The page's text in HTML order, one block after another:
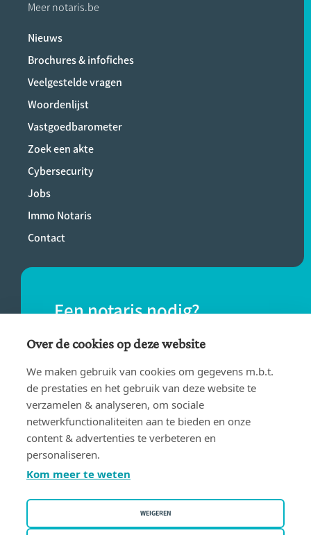
Meer notaris.be
Nieuws
Brochures & infofiches
Veelgestelde vragen
Woordenlijst
Vastgoedbarometer
Zoek een akte
Cybersecurity
Jobs
Immo Notaris
Contact
Een notaris nodig?
Vind eenvoudig een notaris bij jou in de
buurt.
VIND EEN NOTARIS
Gebruiksvoorwaarden
Over de cookies op deze website
We maken gebruik van cookies om gegevens m.b.t.
de prestaties en het gebruik van deze website te
verzamelen & analyseren, om sociale
netwerkfunctionaliteiten aan te bieden en onze
content & advertenties te verbeteren en
personaliseren.
Kom meer te weten
WEIGEREN